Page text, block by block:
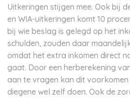
Uitkeringen stijgen mee. Ook bij
en WIA-uitkeringen komt 10
bij wie beslag is gelegd op het
schulden, zouden daar
omdat het extra inkomen direct
gaat. Door een herberekening
aan te vragen kan dit
diegene wel zelf doen. Ook de